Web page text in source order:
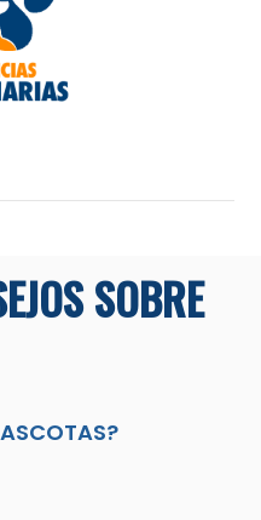
SOBRE